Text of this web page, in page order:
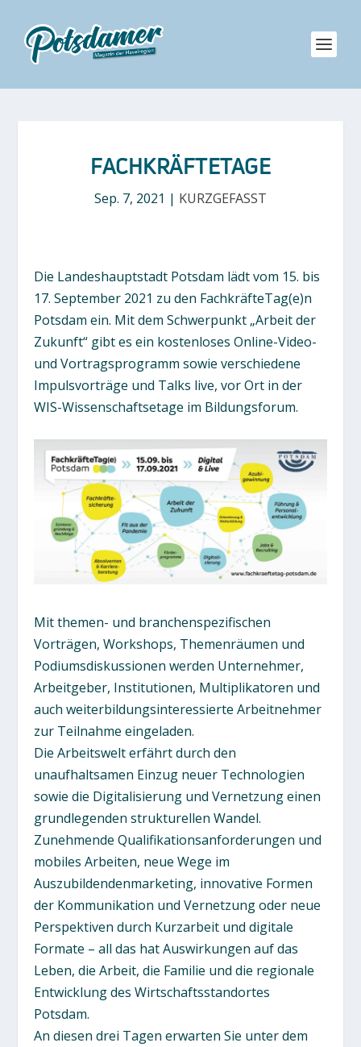
FACHKRÄFTETAGE
Sep. 7, 2021 | KURZGEFASST
Die Landeshauptstadt Potsdam lädt vom 15. bis
17. September 2021 zu den FachkräfteTag(e)n
Potsdam ein. Mit dem Schwerpunkt „Arbeit der
Zukunft“ gibt es ein kostenloses Online-Video-
und Vortragsprogramm sowie verschiedene
Impulsvorträge und Talks live, vor Ort in der
WIS-Wissenschaftsetage im Bildungsforum.
Mit themen- und branchenspezifischen
Vorträgen, Workshops, Themenräumen und
Podiumsdiskussionen werden Unternehmer,
Arbeitgeber, Institutionen, Multiplikatoren und
auch weiterbildungsinteressierte Arbeitnehmer
zur Teilnahme eingeladen.
Die Arbeitswelt erfährt durch den
unaufhaltsamen Einzug neuer Technologien
sowie die Digitalisierung und Vernetzung einen
grundlegenden strukturellen Wandel.
Zunehmende Qualifikationsanforderungen und
mobiles Arbeiten, neue Wege im
Auszubildendenmarketing, innovative Formen
der Kommunikation und Vernetzung oder neue
Perspektiven durch Kurzarbeit und digitale
Formate – all das hat Auswirkungen auf das
Leben, die Arbeit, die Familie und die regionale
Entwicklung des Wirtschaftsstandortes
Potsdam.
An diesen drei Tagen erwarten Sie unter dem